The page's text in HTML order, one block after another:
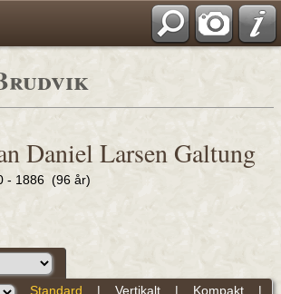
Daniel Larsen Galtung
- 1886 (96 år)
Standard | Vertikalt| Kompakt|